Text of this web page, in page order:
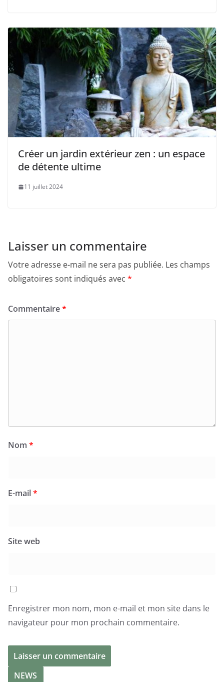
Créer un jardin extérieur zen : un espace
de détente ultime
11 juillet 2024
Laisser un commentaire
Votre adresse e-mail ne sera pas publiée. Les champs
obligatoires sont indiqués avec *
Commentaire*
Nom *
E-mail*
Site web
Enregistrer mon nom, mon e-mail et mon site dans le
navigateur pour mon prochain commentaire.
NEWS